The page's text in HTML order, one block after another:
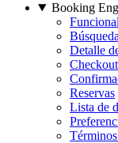
Booking
Búsqueda
Detalle
Checkout
Reservas
Lista de